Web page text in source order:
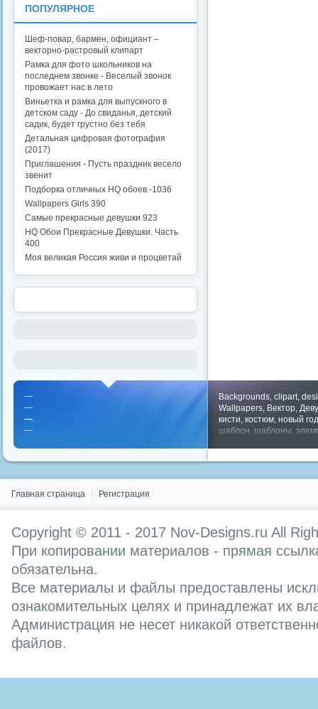
ПОПУЛЯРНОЕ
Шеф-повар, бармен, официант –
векторно-растровый клипарт
Рамка для фото школьников на
последнем звонке - Веселый звонок
провожает нас в лето
Виньетка и рамка для выпускного в
детском саду - До свиданья, детский
садик, будет грустно без тебя
Детальная цифровая фотография
(2017)
Приглашения - Пусть праздник весело
звенит
Подборка отличных HQ обоев.-1036
Wallpapers Girls 390
Самые прекрасные девушки 923
HQ Обои Прекрасные Девушки. Часть
400
Моя великая Россия живи и процветай
Backgrounds, clipart,
Wallpapers, Вектор,
кисти, костюм, новый год
шаблон, шаблоны,
---
---
---.
---
Главная страница Регистрация
Copyright © 2011 - 2017 Nov-Designs.ru All
При копировании материалов - прямая
обязательна.
Все материалы и файлы предоставлены
ознакомительных целях и принадлежат их
Администрация не несет никакой
файлов.